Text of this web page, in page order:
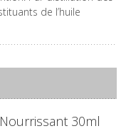
de l’huile
30ml